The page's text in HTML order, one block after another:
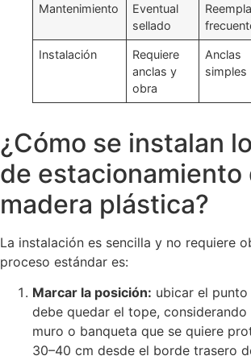
Mantenimiento
Eventual
sellado
Instalación
Requiere
anclas y
obra
Anclas
simples
¿Cómo se instalan
de estacionamiento
madera plástica?
La instalación es sencilla y no requiere
proceso estándar es:
Marcar la posición: ubicar el
debe quedar el tope, considerando
muro o banqueta que se quiere
30–40 cm desde el borde trasero